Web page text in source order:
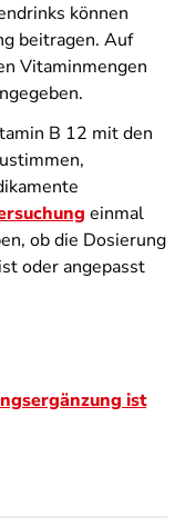
können
beitragen. Auf
Vitaminmengen
B 12 mit den
einmal
ob die Dosierung
oder angepasst
ist